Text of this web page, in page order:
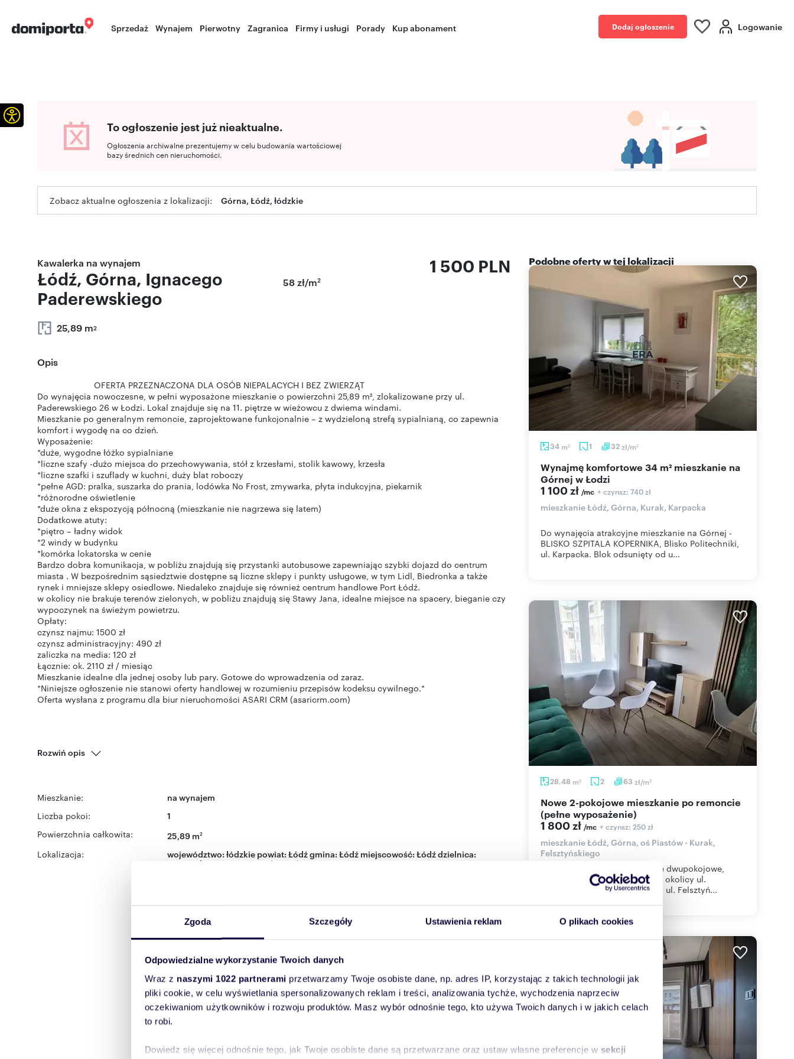
Zgoda Szczegóły Ustawienia reklam O plikach cookies
Odpowiedzialne wykorzystanie Twoich danych
Wraz z naszymi 1022 partnerami przetwarzamy Twoje osobiste dane, np. adres IP, korzystając z takich technologii jak
pliki cookie, w celu wyświetlania spersonalizowanych reklam i treści, analizowania tychże, wychodzenia naprzeciw
oczekiwaniom użytkowników i rozwoju produktów. Masz wybór odnośnie tego, kto używa Twoich danych i w jakich celach
to robi.
Dowiedz się więcej odnośnie tego, jak Twoje osobiste dane są przetwarzane oraz ustaw własne preferencje w sekcji
Sprzedaż Wynajem Pierwotny Zagranica Firmy i usługi Porady Kup abonament Dodaj ogłoszenie Logowanie
To ogłoszenie jest już nieaktualne.
Ogłoszenia archiwalne prezentujemy w celu budowania wartościowej
bazy średnich cen nieruchomości.
Zobacz aktualne ogłoszenia z lokalizacji: Górna, Łódź, łódzkie
Kawalerka na wynajem
Łódź, Górna, Ignacego
Paderewskiego
25,89 m2
1 500 PLN
58 zł/m2
Opis
OFERTA PRZEZNACZONA DLA OSÓB NIEPALACYCH I BEZ ZWIERZĄT
Do wynajęcia nowoczesne, w pełni wyposażone mieszkanie o powierzchni 25,89 m², zlokalizowane przy ul.
Paderewskiego 26 w Łodzi. Lokal znajduje się na 11. piętrze w wieżowcu z dwiema windami.
Mieszkanie po generalnym remoncie, zaprojektowane funkcjonalnie – z wydzieloną strefą sypialnianą, co zapewnia
komfort i wygodę na co dzień.
Wyposażenie:
*duże, wygodne łóżko sypialniane
*liczne szafy -dużo miejsca do przechowywania, stół z krzesłami, stolik kawowy, krzesła
*liczne szafki i szuflady w kuchni, duży blat roboczy
*pełne AGD: pralka, suszarka do prania, lodówka No Frost, zmywarka, płyta indukcyjna, piekarnik
*różnorodne oświetlenie
*duże okna z ekspozycją północną (mieszkanie nie nagrzewa się latem)
Dodatkowe atuty:
*piętro – ładny widok
*2 windy w budynku
*komórka lokatorska w cenie
Bardzo dobra komunikacja, w pobliżu znajdują się przystanki autobusowe zapewniając szybki dojazd do centrum
miasta . W bezpośrednim sąsiedztwie dostępne są liczne sklepy i punkty usługowe, w tym Lidl, Biedronka a także
rynek i mniejsze sklepy osiedlowe. Niedaleko znajduje się również centrum handlowe Port Łódź.
w okolicy nie brakuje terenów zielonych, w pobliżu znajdują się Stawy Jana, idealne miejsce na spacery, bieganie czy
wypoczynek na świeżym powietrzu.
Opłaty:
czynsz najmu: 1500 zł
czynsz administracyjny: 490 zł
zaliczka na media: 120 zł
Łącznie: ok. 2110 zł / miesiąc
Mieszkanie idealne dla jednej osoby lub pary. Gotowe do wprowadzenia od zaraz.
*Niniejsze ogłoszenie nie stanowi oferty handlowej w rozumieniu przepisów kodeksu cywilnego.*
Oferta wysłana z programu dla biur nieruchomości ASARI CRM (asaricrm.com)
Rozwiń opis
Mieszkanie: na wynajem
Liczba pokoi: 1
Powierzchnia całkowita: 25,89 m2
Lokalizacja: województwo: łódzkie powiat: Łódźgmina: Łódź miejscowość: Łódździelnica:
Górna
ulica: Ignacego Paderewskiego
Podobne oferty w tej lokalizacji
34 m2 1 32zł/m2
Wynajmę komfortowe 34 m² mieszkanie na
Górnej w Łodzi
1 100 zł /mc + czynsz: 740 zł
mieszkanie Łódź, Górna, Kurak, Karpacka
Do wynajęcia atrakcyjne mieszkanie na Górnej -
BLISKO SZPITALA KOPERNIKA, Blisko Politechniki,
ul. Karpacka. Blok odsunięty od u...
28,48 m2 2 63 zł/m2
Nowe 2-pokojowe mieszkanie po remoncie
(pełne wyposażenie)
1 800 zł/mc + czynsz: 250 zł
mieszkanie Łódź, Górna, oś Piastów - Kurak,
Felsztyńskiego
Oferujemy Państwu mieszkanie dwupokojowe,
małe, przytulne w kamienicy w okolicy ul.
Politechniki przy parku Rejtana ul. Felsztyń...
Otwórz pasek narzędzi